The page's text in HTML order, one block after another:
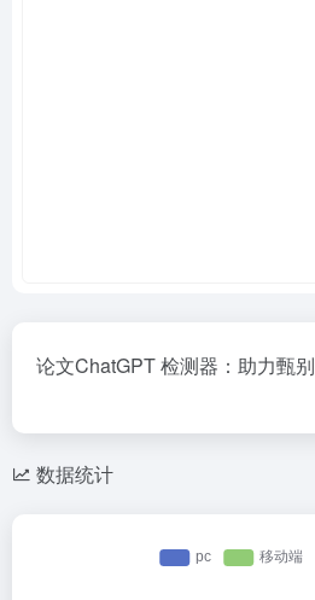
论文ChatGPT 检测器：助力甄别
数据统计